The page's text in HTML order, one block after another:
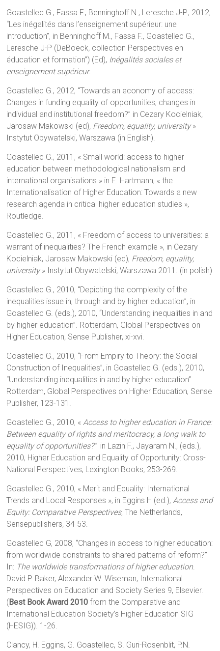
Goastellec G., Fassa F., Benninghoff N., Leresche J-P., 2012,
“Les inégalités dans l’enseignement supérieur: une
introduction”, in Benninghoff M., Fassa F., Goastellec G.,
Leresche J-P (DeBoeck, collection Perspectives en
éducation et formation”) (Ed), Inégalités sociales et
enseignement supérieur.
Goastellec G., 2012, “Towards an economy of access:
Changes in funding equality of opportunities, changes in
individual and institutional freedom?” in Cezary Kocielniak,
Jarosaw Makowski (ed), Freedom, equality, university»
Instytut Obywatelski, Warszawa (in English).
Goastellec G., 2011, « Small world: access to higher
education between methodological nationalism and
international organisations » in E. Hartmann, « the
Internationalisation of Higher Education: Towards a new
research agenda in critical higher education studies »,
Routledge.
Goastellec G., 2011, « Freedom of access to universities: a
warrant of inequalities? The French example », in Cezary
Kocielniak, Jarosaw Makowski (ed), Freedom, equality,
university» Instytut Obywatelski, Warszawa 2011. (in polish)
Goastellec G., 2010, “Depicting the complexity of the
inequalities issue in, through and by higher education”, in
Goastellec G. (eds.), 2010, “Understanding inequalities in and
by higher education”. Rotterdam, Global Perspectives on
Higher Education, Sense Publisher, xi-xvi.
Goastellec G., 2010, “From Empiry to Theory: the Social
Construction of Inequalities”, in Goastellec G. (eds.), 2010,
“Understanding inequalities in and by higher education”.
Rotterdam, Global Perspectives on Higher Education, Sense
Publisher, 123-131.
Goastellec G., 2010, « Access to higher education in France:
Between equality of rights and meritocracy, a long walk to
equality of opportunities?”in Lazin F., Jayaram N., (eds.),
2010, Higher Education and Equality of Opportunity: Cross-
National Perspectives, Lexington Books, 253-269.
Goastellec G., 2010, « Merit and Equality: International
Trends and Local Responses », in Eggins H (ed.), Access and
Equity: Comparative Perspectives, The Netherlands,
Sensepublishers, 34-53.
Goastellec G, 2008, “Changes in access to higher education:
from worldwide constraints to shared patterns of reform?”
In: The worldwide transformations of higher education
David P. Baker, Alexander W. Wiseman, International
Perspectives on Education and Society Series 9, Elsevier.
(Best Book Award 2010from the Comparative and
International Education Society’s Higher Education SIG
(HESIG)). 1-26.
Clancy, H. Eggins, G. Goastellec, S. Guri-Rosenblit, P.N.